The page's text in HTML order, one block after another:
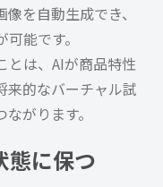
を自動生成でき、
能です。
とは、AIが商品特性
来的なバーチャル試
がります。
態に保つ